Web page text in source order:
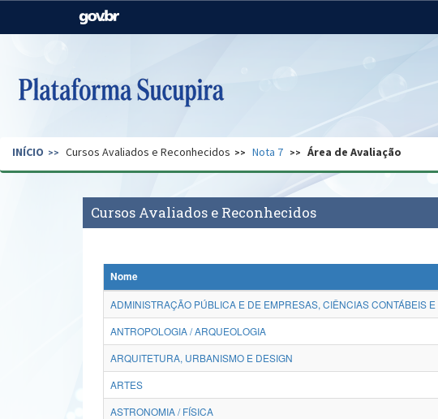
Casa Civil
Pecuária e Abastecimento
Regional
Secretaria de Governo Gabinete de Segurança
INÍCIO Cursos Avaliados e Reconhecidos Nota 7 Área de Avaliação
Cursos Avaliados e Reconhecidos
Nome
ADMINISTRAÇÃO PÚBLICA E DE EMPRESAS, CIÊNCIAS CONTÁBEIS
ANTROPOLOGIA / ARQUEOLOGIA
ARQUITETURA, URBANISMO E DESIGN
ARTES
ASTRONOMIA / FÍSICA